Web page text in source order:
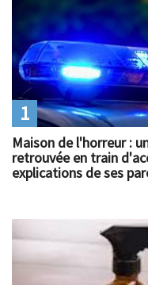
Maison de l'horreur :
retrouvée en train
explications de ses
1